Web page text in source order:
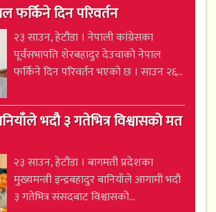
फर्किने दिन परिवर्तन
२३ साउन, हेटौंडा । नेपाली कांग्रेसका
पूर्वसभापति शेरबहादुर देउवाको नेपाल
फर्किने दिन परिवर्तन भएको छ । साउन २६...
भदौ ३ गतेभित्र विश्वासको मत
२३ साउन, हेटौंडा । बागमती प्रदेशका
मुख्यमन्त्री इन्द्रबहादुर बानियाँले आगामी भदौ
३ गतेभित्र संसदबाट विश्वासको...